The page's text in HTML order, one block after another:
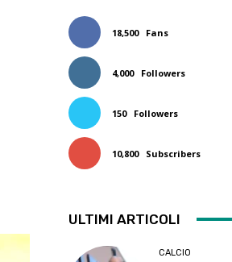
18,500 Fans
4,000 Followers
150 Followers
10,800 Subscribers
ULTIMI ARTICOLI
CALCIO